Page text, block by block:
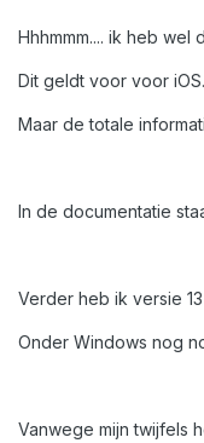
Hhhmmm.... ik heb
Dit geldt voor voor iOS.
Maar de totale
In de documentatie
Verder heb ik versie
Onder Windows nog
Vanwege mijn twijfels